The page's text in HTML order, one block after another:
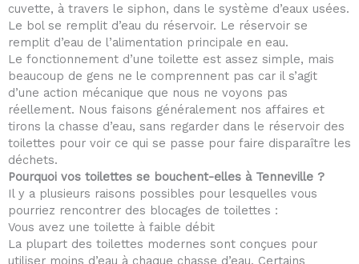
cuvette, à travers le siphon, dans le système d’eaux usées.
Le bol se remplit d’eau du réservoir. Le réservoir se
remplit d’eau de l’alimentation principale en eau.
Le fonctionnement d’une toilette est assez simple, mais
beaucoup de gens ne le comprennent pas car il s’agit
d’une action mécanique que nous ne voyons pas
réellement. Nous faisons généralement nos affaires et
tirons la chasse d’eau, sans regarder dans le réservoir des
toilettes pour voir ce qui se passe pour faire disparaître les
déchets.
Pourquoi vos toilettes se bouchent-elles à Tenneville ?
Il y a plusieurs raisons possibles pour lesquelles vous
pourriez rencontrer des blocages de toilettes :
Vous avez une toilette à faible débit
La plupart des toilettes modernes sont conçues pour
utiliser moins d’eau à chaque chasse d’eau. Certains